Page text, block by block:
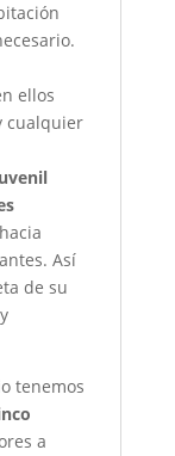
ellos
cualquier
Así
de su
tenemos
a